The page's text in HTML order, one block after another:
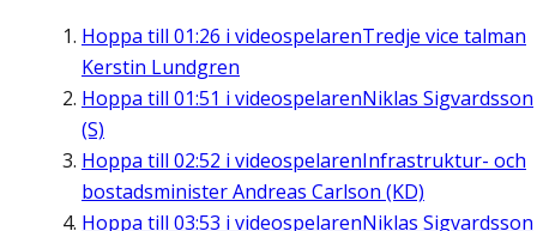
Hoppa till 01:26 i videospelarenTredje vice talman
Kerstin Lundgren
Hoppa till 01:51 i videospelarenNiklas Sigvardsson
(S)
Hoppa till 02:52 i videospelarenInfrastruktur- och
bostadsminister Andreas Carlson (KD)
Hoppa till 03:53 i videospelarenNiklas Sigvardsson